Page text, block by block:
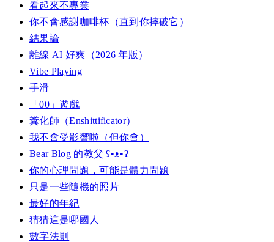
看起來不專業
你不會感謝咖啡杯（直到你摔破它）
結果論
離線 AI 好爽（2026 年版）
Vibe Playing
手滑
「00」遊戲
糞化師（Enshittificator）
我不會受影響啦（但你會）
Bear Blog 的教父 ʕ•ᴥ•ʔ
你的心理問題，可能是體力問題
只是一些隨機的照片
最好的年紀
猜猜這是哪國人
數字法則